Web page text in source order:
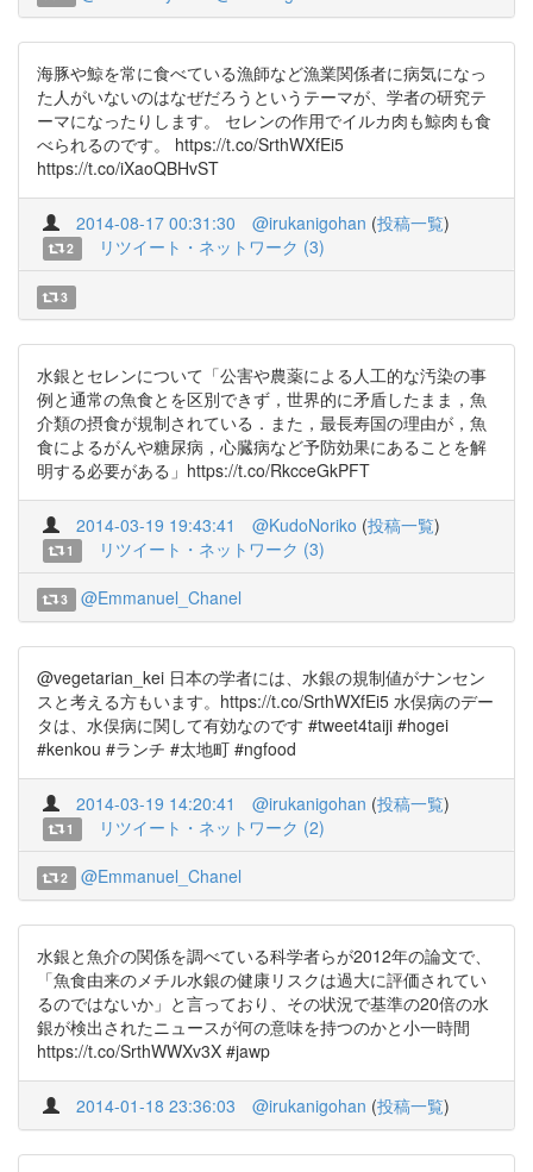
海豚や鯨を常に食べている漁師など漁業関係者に病気になっ
た人がいないのはなぜだろうというテーマが、学者の研究テ
ーマになったりします。 セレンの作用でイルカ肉も鯨肉も食
べられるのです。 https://t.co/SrthWXfEi5
https://t.co/iXaoQBHvST
2014-08-17 00:31:30 @irukanigohan (投稿一覧)
2 リツイート・ネットワーク (3)
3
水銀とセレンについて「公害や農薬による人工的な汚染の事
例と通常の魚食とを区別できず，世界的に矛盾したまま，魚
介類の摂食が規制されている．また，最長寿国の理由が，魚
食によるがんや糖尿病，心臓病など予防効果にあることを解
明する必要がある」https://t.co/RkcceGkPFT
2014-03-19 19:43:41 @KudoNoriko (投稿一覧)
1 リツイート・ネットワーク (3)
3 @Emmanuel_Chanel
@vegetarian_kei 日本の学者には、水銀の規制値がナンセン
スと考える方もいます。https://t.co/SrthWXfEi5 水俣病のデー
タは、水俣病に関して有効なのです #tweet4taiji #hogei
#kenkou #ランチ #太地町 #ngfood
2014-03-19 14:20:41 @irukanigohan (投稿一覧)
1 リツイート・ネットワーク (2)
2 @Emmanuel_Chanel
水銀と魚介の関係を調べている科学者らが2012年の論文で、
「魚食由来のメチル水銀の健康リスクは過大に評価されてい
るのではないか」と言っており、その状況で基準の20倍の水
銀が検出されたニュースが何の意味を持つのかと小一時間
https://t.co/SrthWWXv3X #jawp
2014-01-18 23:36:03 @irukanigohan (投稿一覧)